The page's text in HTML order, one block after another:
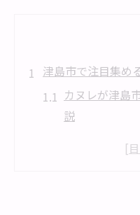
津島市で注目集め
カヌレが津島
説
スイーツ好き